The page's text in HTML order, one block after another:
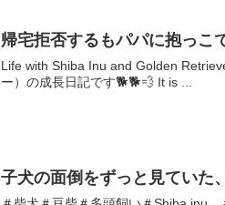
帰宅拒否するもパパに抱っこ
Life with Shiba Inu and Golden
ー）の成長日記です🐕🐕💨 It is ...
子犬の面倒をずっと見ていた